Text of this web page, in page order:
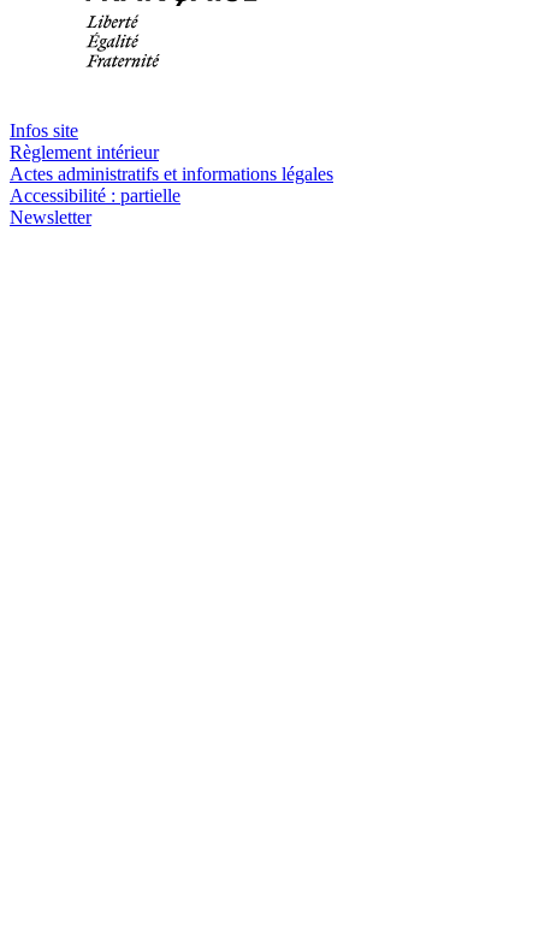
Infos site
Règlement intérieur
Actes administratifs et informations légales
Accessibilité : partielle
Newsletter